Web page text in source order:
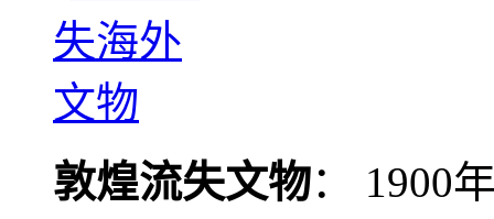
敦煌流失文物： 1900